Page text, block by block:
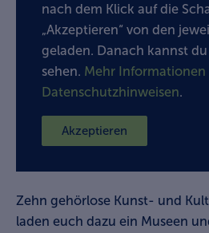
nach dem Klick auf die
„Akzeptieren“ von den
geladen. Danach kannst
sehen. Mehr Informationen
Datenschutzhinweisen.
Akzeptieren
Zehn gehörlose Kunst- und
laden euch dazu ein Museen